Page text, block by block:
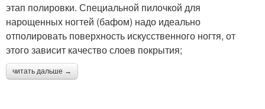
этап полировки. Специальной пилочкой для
нарощенных ногтей (бафом) надо идеально
отполировать поверхность искусственного ногтя, от
этого зависит качество слоев покрытия;
читать дальше →